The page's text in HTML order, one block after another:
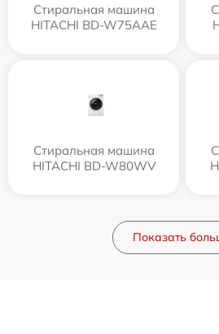
Стиральная машина
HITACHI BD-W75AAE
Стиральная машина
HITACHI BD-W80WV
Показать